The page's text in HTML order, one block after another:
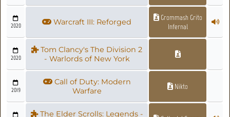
2020 Warcraft III: Reforged
Grommash Grito
Infernal
2020
Tom Clancy's The Division 2
- Warlords of New York
2019
Call of Duty: Modern
Warfare
Nikto
The Elder Scrolls: Legends -